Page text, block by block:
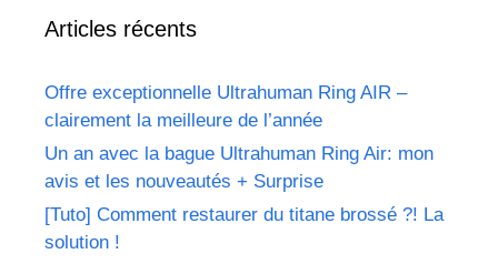
Articles récents
Offre exceptionnelle Ultrahuman Ring AIR –
clairement la meilleure de l’année
Un an avec la bague Ultrahuman Ring Air: mon
avis et les nouveautés + Surprise
[Tuto] Comment restaurer du titane brossé ?! La
solution !